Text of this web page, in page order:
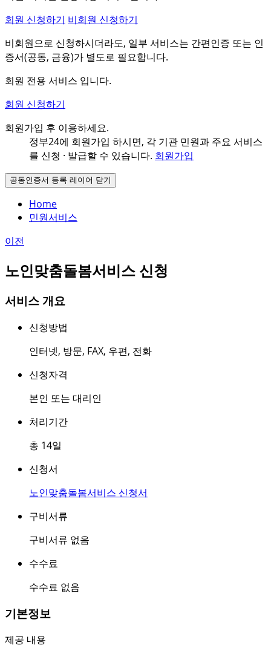
회원 신청하기 비회원 신청하기
비회원으로 신청하시더라도, 일부 서비스는 간편인증 또는 인
증서(공동, 금융)가 별도로 필요합니다.
회원 전용 서비스 입니다.
회원 신청하기
회원가입 후 이용하세요.
정부24에 회원가입 하시면, 각 기관 민원과 주요 서비스
를 신청 · 발급할 수 있습니다. 회원가입
공동인증서 등록 레이어 닫기
Home
민원서비스
이전
노인맞춤돌봄서비스 신청
서비스 개요
신청방법
인터넷, 방문, FAX, 우편, 전화
신청자격
본인 또는 대리인
처리기간
총 14일
신청서
노인맞춤돌봄서비스 신청서
구비서류
구비서류 없음
수수료
수수료 없음
기본정보
제공 내용